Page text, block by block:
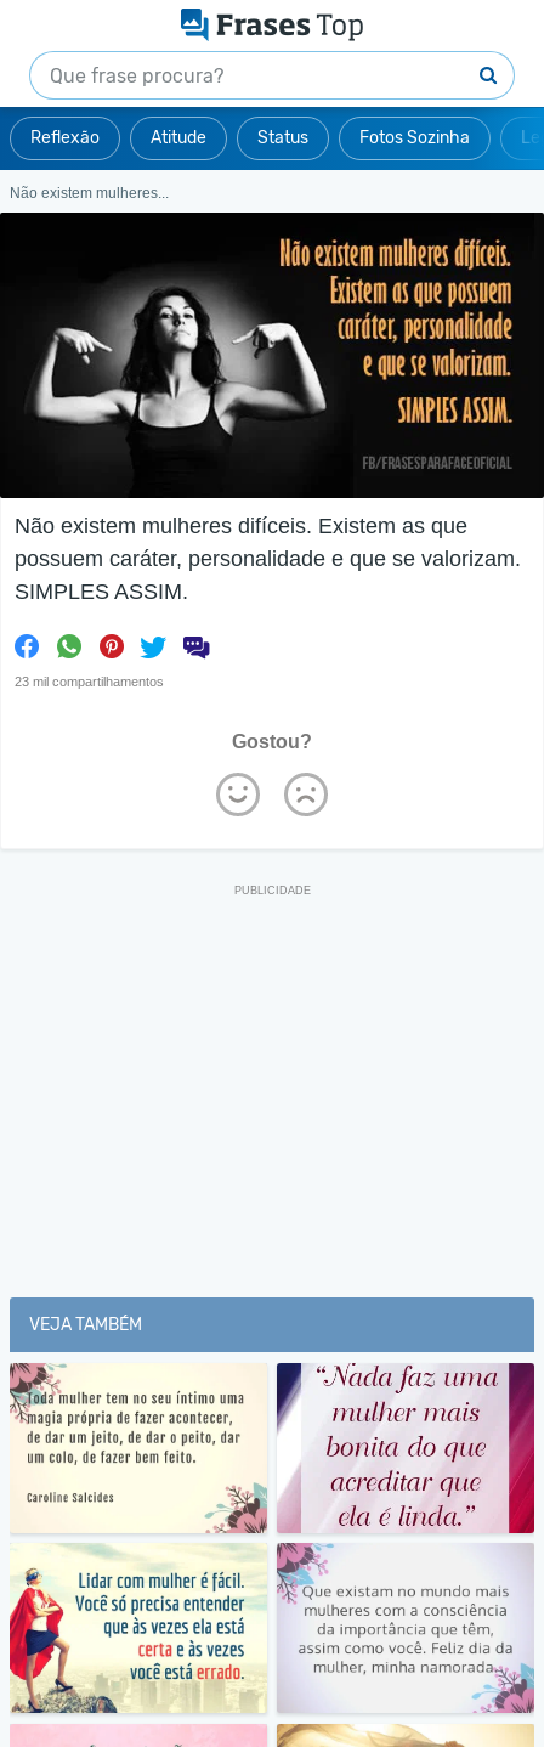
Reflexão Atitude Status Fotos Sozinha
Não existem mulheres...
Não existem mulheres difíceis. Existem as que
possuem caráter, personalidade e que se valorizam.
SIMPLES ASSIM.
23 mil compartilhamentos
Gostou?
VEJA TAMBÉM